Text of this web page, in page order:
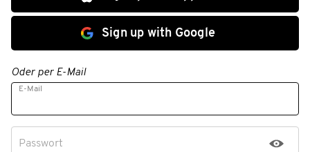
Sign up with Google
Oder per E-Mail
E-Mail
Passwort